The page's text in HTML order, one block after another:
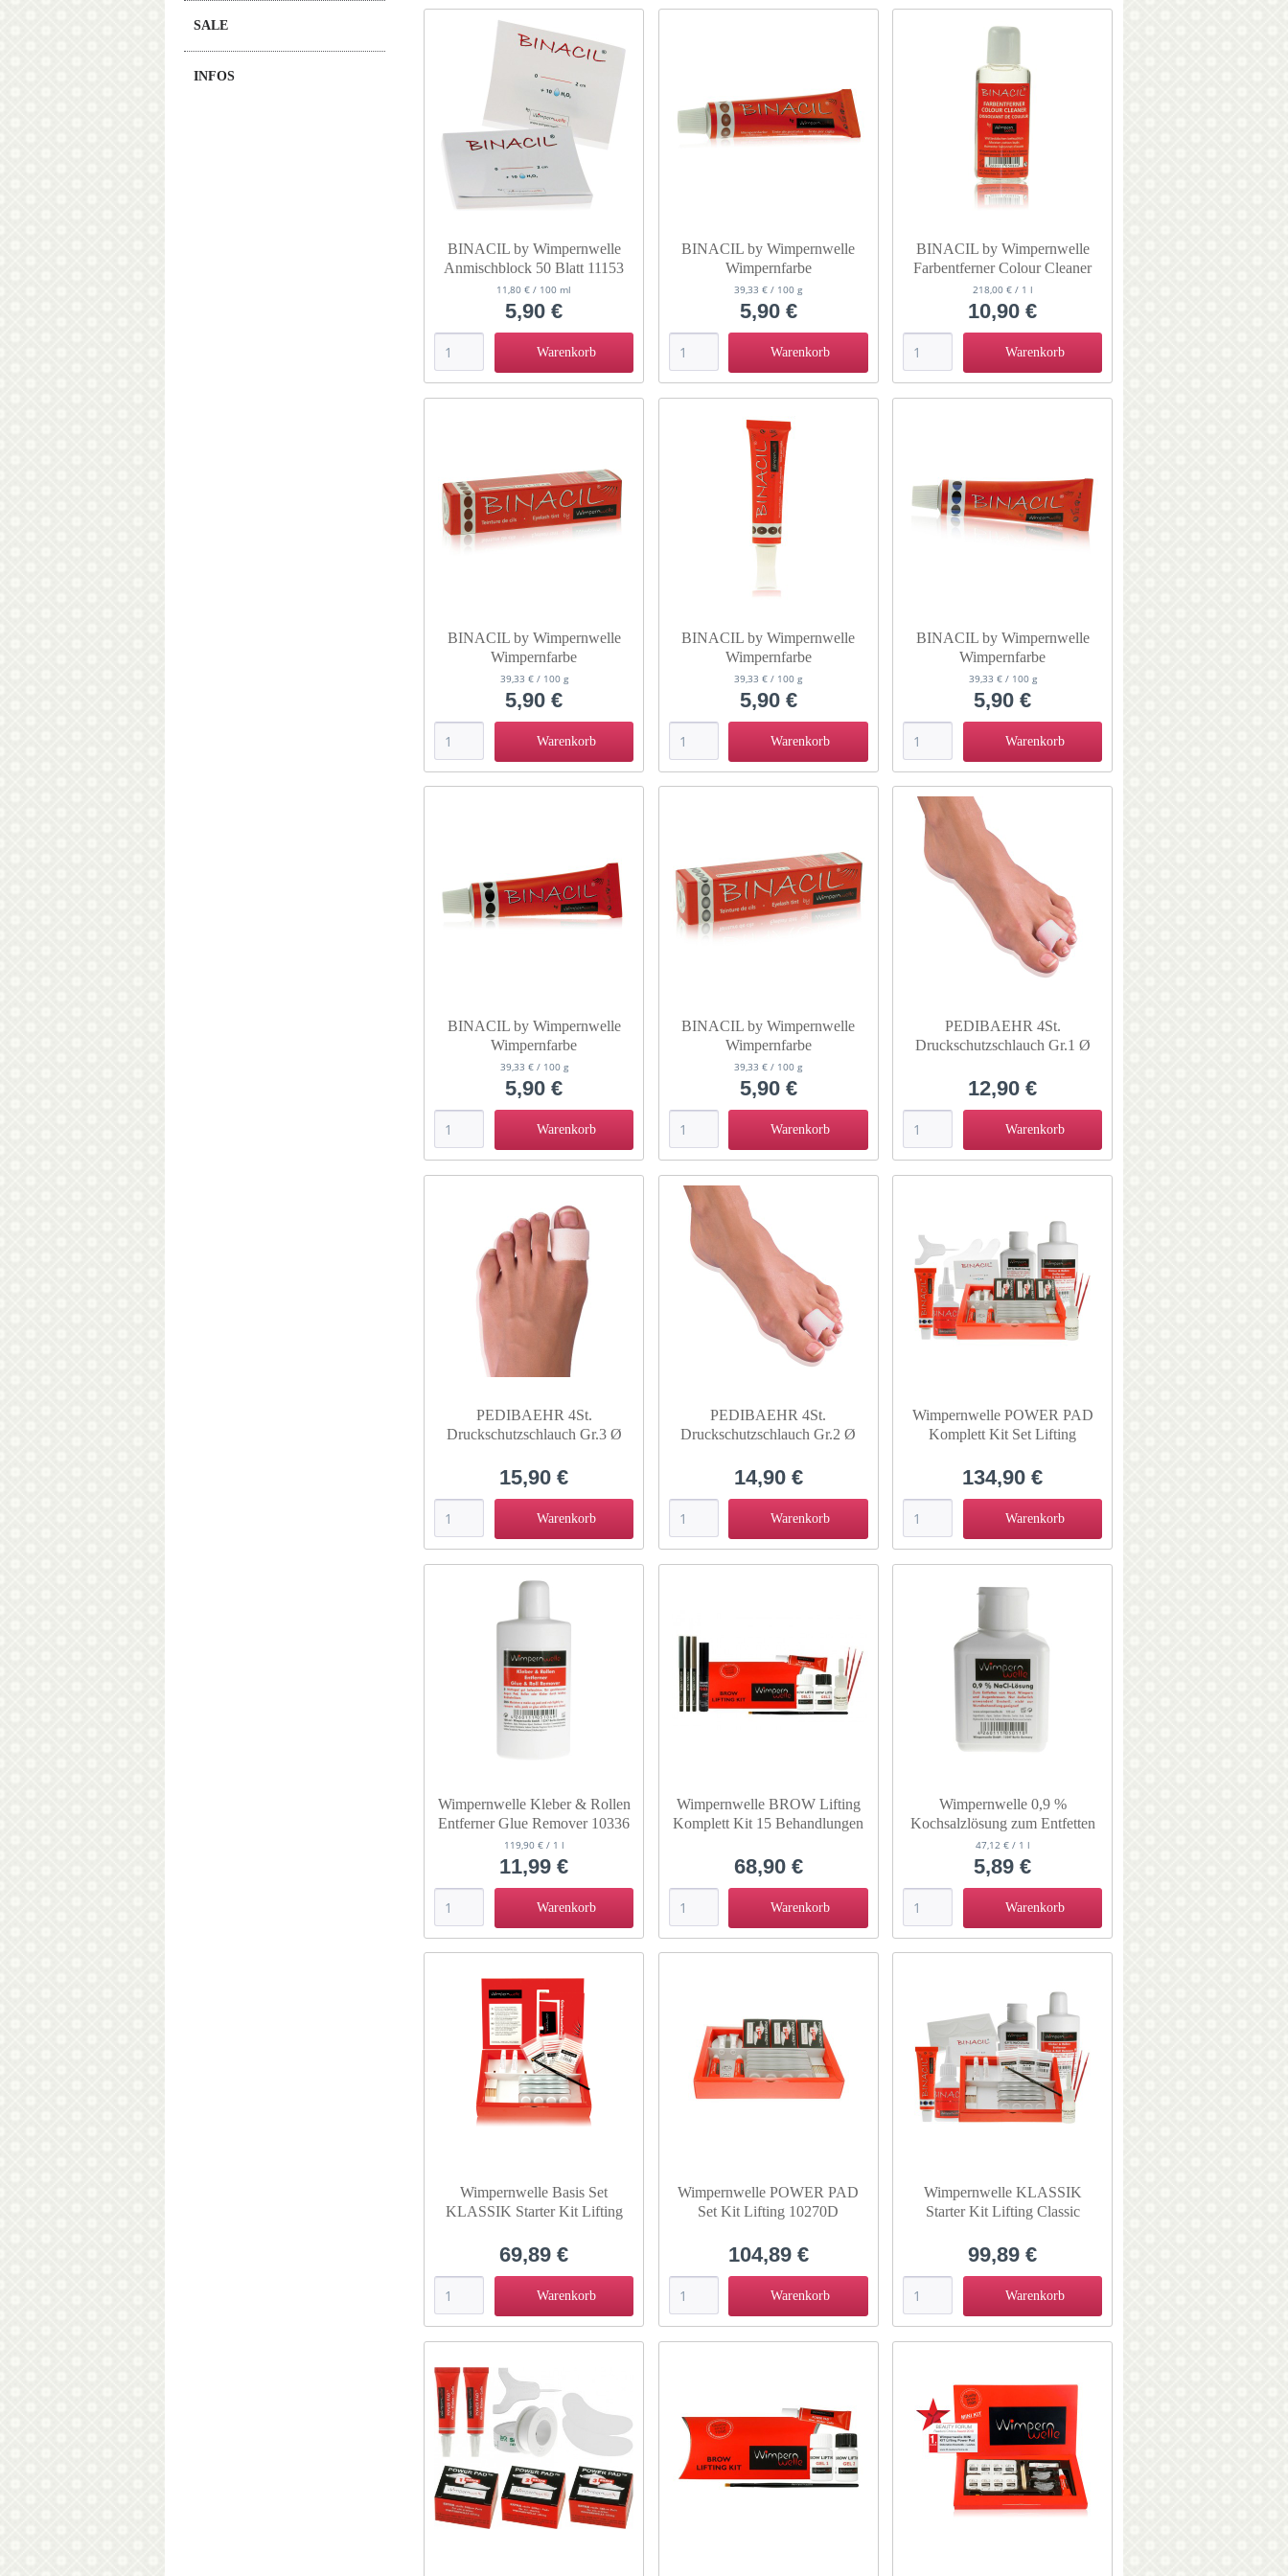
SALE
INFOS
BINACIL by Wimpernwelle
Anmischblock 50 Blatt 11153
11,80 € / 100 ml
5,90 €
Warenkorb
BINACIL by Wimpernwelle
Wimpernfarbe
Augenbrauenfarbe light braun
15 g 11149
39,33 € / 100 g
5,90 €
Warenkorb
BINACIL by Wimpernwelle
Farbentferner Colour Cleaner
50ml 11151
218,00 € / 1 l
10,90 €
Warenkorb
BINACIL by Wimpernwelle
Wimpernfarbe
Augenbrauenfarbe braun 15 g
11145
39,33 € / 100 g
5,90 €
Warenkorb
BINACIL by Wimpernwelle
Wimpernfarbe
Augenbrauenfarbe natur braun
15g 11218
39,33 € / 100 g
5,90 €
Warenkorb
BINACIL by Wimpernwelle
Wimpernfarbe
Augenbrauenfarbe blau-schwarz
15 g 11142
39,33 € / 100 g
5,90 €
Warenkorb
BINACIL by Wimpernwelle
Wimpernfarbe
Augenbrauenfarbe schwarz 15 g
11143
39,33 € / 100 g
5,90 €
Warenkorb
BINACIL by Wimpernwelle
Wimpernfarbe
Augenbrauenfarbe hell schwarz
15 g 11144
39,33 € / 100 g
5,90 €
Warenkorb
PEDIBAEHR 4St.
Druckschutzschlauch Gr.1 Ø
12,90 €
Warenkorb
PEDIBAEHR 4St.
Druckschutzschlauch Gr.3 Ø
15,90 €
Warenkorb
PEDIBAEHR 4St.
Druckschutzschlauch Gr.2 Ø
14,90 €
Warenkorb
Wimpernwelle POWER PAD
Komplett Kit Set Lifting
134,90 €
Warenkorb
Wimpernwelle Kleber & Rollen
Entferner Glue Remover 10336
119,90 € / 1 l
11,99 €
Warenkorb
Wimpernwelle BROW Lifting
Komplett Kit 15 Behandlungen
68,90 €
Warenkorb
Wimpernwelle 0,9 %
Kochsalzlösung zum Entfetten
125 ML 10330
47,12 € / 1 l
5,89 €
Warenkorb
Wimpernwelle Basis Set
KLASSIK Starter Kit Lifting
69,89 €
Warenkorb
Wimpernwelle POWER PAD
Set Kit Lifting 10270D
104,89 €
Warenkorb
Wimpernwelle KLASSIK
Starter Kit Lifting Classic
99,89 €
Warenkorb